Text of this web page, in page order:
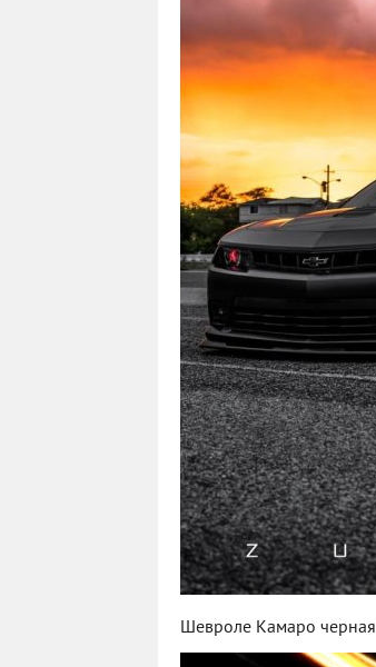
Шевроле Камаро черная